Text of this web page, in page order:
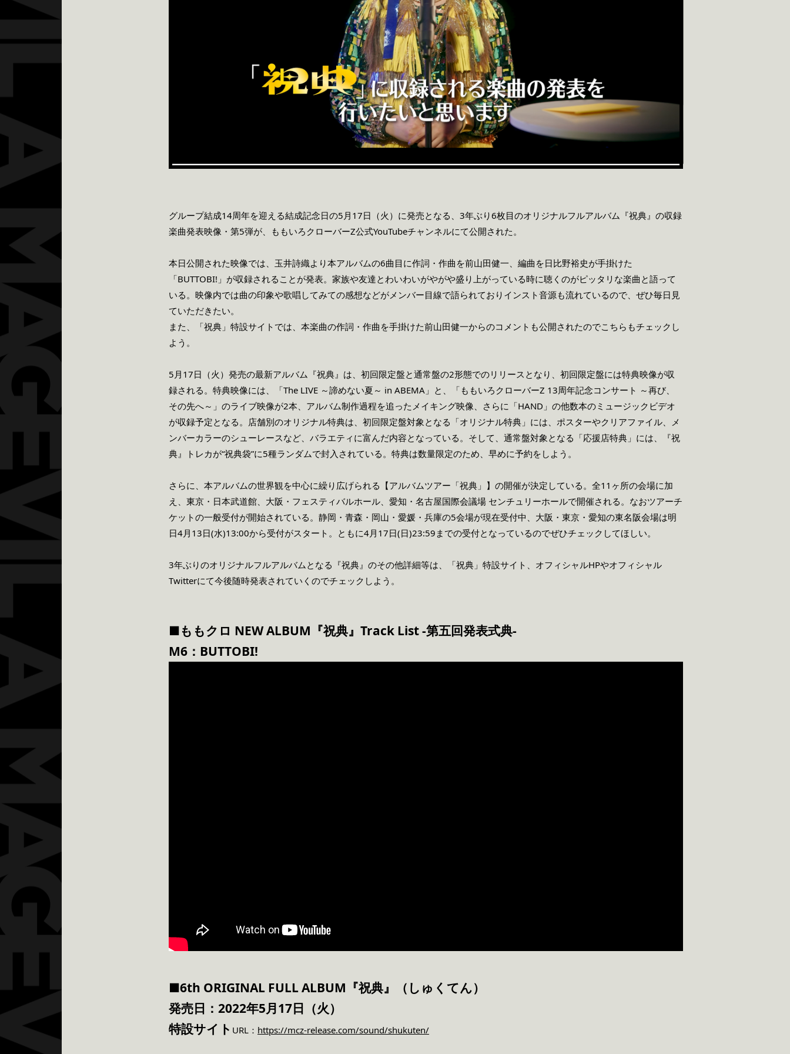
グループ結成14周年を迎える結成記念日の5月17日（火）に発売となる、3年ぶり6枚目のオリジナルフルアルバム『祝典』の収録
楽曲発表映像・第5弾が、ももいろクローバーZ公式YouTubeチャンネルにて公開された。
本日公開された映像では、玉井詩織より本アルバムの6曲目に作詞・作曲を前山田健一、編曲を日比野裕史が手掛けた
「BUTTOBI!」が収録されることが発表。家族や友達とわいわいがやがや盛り上がっている時に聴くのがピッタリな楽曲と語って
いる。映像内では曲の印象や歌唱してみての感想などがメンバー目線で語られておりインスト音源も流れているので、ぜひ毎日見
ていただきたい。
また、「祝典」特設サイトでは、本楽曲の作詞・作曲を手掛けた前山田健一からのコメントも公開されたのでこちらもチェックし
よう。
5月17日（火）発売の最新アルバム『祝典』は、初回限定盤と通常盤の2形態でのリリースとなり、初回限定盤には特典映像が収
録される。特典映像には、「The LIVE ～諦めない夏～ in ABEMA」と、「ももいろクローバーZ 13周年記念コンサート ～再び、
その先へ～」のライブ映像が2本、アルバム制作過程を追ったメイキング映像、さらに「HAND」の他数本のミュージックビデオ
が収録予定となる。店舗別のオリジナル特典は、初回限定盤対象となる「オリジナル特典」には、ポスターやクリアファイル、メ
ンバーカラーのシューレースなど、バラエティに富んだ内容となっている。そして、通常盤対象となる「応援店特典」には、『祝
典』トレカが“祝典袋”に5種ランダムで封入されている。特典は数量限定のため、早めに予約をしよう。
さらに、本アルバムの世界観を中心に繰り広げられる【アルバムツアー「祝典」】の開催が決定している。全11ヶ所の会場に加
え、東京・日本武道館、大阪・フェスティバルホール、愛知・名古屋国際会議場 センチュリーホールで開催される。なおツアーチ
ケットの一般受付が開始されている。静岡・青森・岡山・愛媛・兵庫の5会場が現在受付中、大阪・東京・愛知の東名阪会場は明
日4月13日(水)13:00から受付がスタート。ともに4月17日(日)23:59までの受付となっているのでぜひチェックしてほしい。
3年ぶりのオリジナルフルアルバムとなる『祝典』のその他詳細等は、「祝典」特設サイト、オフィシャルHPやオフィシャル
Twitterにて今後随時発表されていくのでチェックしよう。
■ももクロ NEW ALBUM『祝典』Track List -第五回発表式典-
M6：BUTTOBI!
■6th ORIGINAL FULL ALBUM『祝典』（しゅくてん）
発売日：2022年5月17日（火）
特設サイト URL： https://mcz-release.com/sound/shukuten/